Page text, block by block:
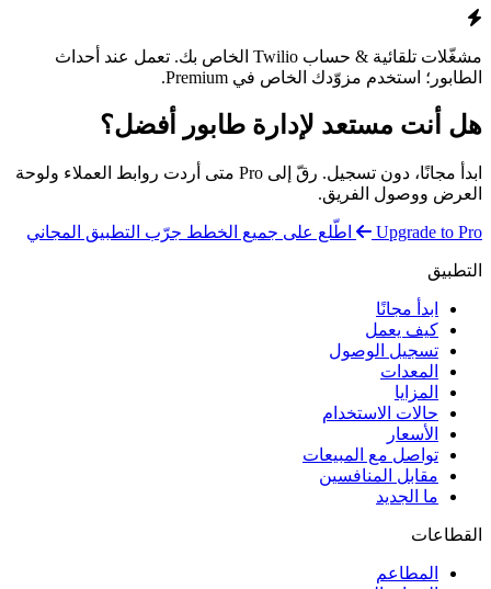
مشغّلات تلقائية & حساب Twilio الخاص بك.
تعمل عند أحداث
الطابور؛ استخدم مزوّدك الخاص في Premium.
هل أنت مستعد لإدارة طابور أفضل؟
ابدأ مجانًا، دون تسجيل. رقّ إلى Pro متى أردت روابط العملاء ولوحة
العرض ووصول الفريق.
Upgrade to Pro اطّلع على جميع الخطط جرّب التطبيق المجاني
التطبيق
ابدأ مجانًا
كيف يعمل
تسجيل الوصول
المعدات
المزايا
حالات الاستخدام
الأسعار
تواصل مع المبيعات
مقابل المنافسين
ما الجديد
القطاعات
المطاعم